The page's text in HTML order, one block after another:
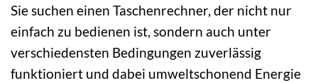
Sie suchen einen Taschenrechner, der nicht nur
einfach zu bedienen ist, sondern auch unter
verschiedensten Bedingungen zuverlässig
funktioniert und dabei umweltschonend Energie